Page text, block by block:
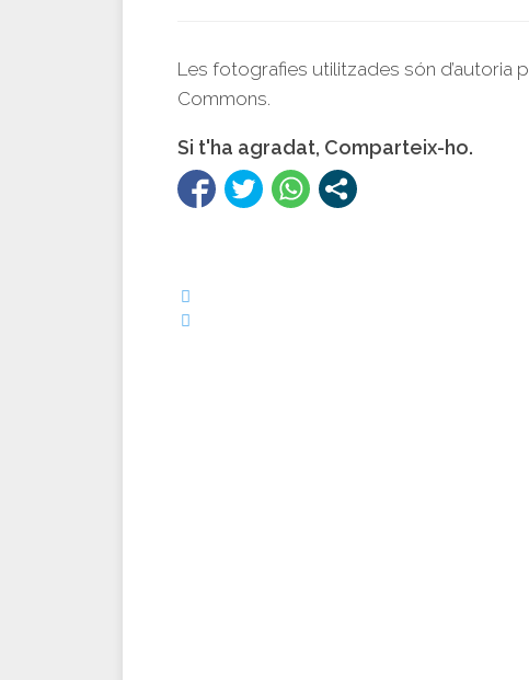
Les fotografies utilitzades són d’autoria
Commons.
Si t'ha agradat, Comparteix-ho.